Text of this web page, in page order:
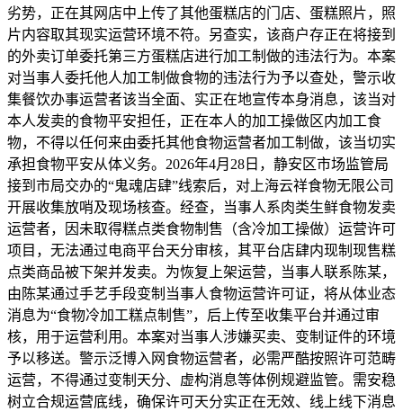
劣势，正在其网店中上传了其他蛋糕店的门店、蛋糕照片，照
片内容取其现实运营环境不符。另查实，该商户存正在将接到
的外卖订单委托第三方蛋糕店进行加工制做的违法行为。本案
对当事人委托他人加工制做食物的违法行为予以查处，警示收
集餐饮办事运营者该当全面、实正在地宣传本身消息，该当对
本人发卖的食物平安担任，正在本人的加工操做区内加工食
物，不得以任何来由委托其他食物运营者加工制做，该当切实
承担食物平安从体义务。2026年4月28日，静安区市场监管局
接到市局交办的“鬼魂店肆”线索后，对上海云祥食物无限公司
开展收集放哨及现场核查。经查，当事人系肉类生鲜食物发卖
运营者，因未取得糕点类食物制售（含冷加工操做）运营许可
项目，无法通过电商平台天分审核，其平台店肆内现制现售糕
点类商品被下架并发卖。为恢复上架运营，当事人联系陈某，
由陈某通过手艺手段变制当事人食物运营许可证，将从体业态
消息为“食物冷加工糕点制售”，后上传至收集平台并通过审
核，用于运营利用。本案对当事人涉嫌买卖、变制证件的环境
予以移送。警示泛博入网食物运营者，必需严酷按照许可范畴
运营，不得通过变制天分、虚构消息等体例规避监管。需安稳
树立合规运营底线，确保许可天分实正在无效、线上线下消息